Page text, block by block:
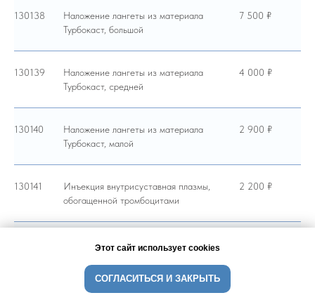
130138
Наложение лангеты из материала
Турбокаст, большой
7 500 ₽
130139
Наложение лангеты из материала
Турбокаст, средней
4 000 ₽
130140
Наложение лангеты из материала
Турбокаст, малой
2 900 ₽
130141
Инъекция внутрисуставная плазмы,
обогащенной тромбоцитами
2 200 ₽
Репозиция костей
Закрытое вправление мелких суставов
Этот сайт использует сookies
СОГЛАСИТЬСЯ И ЗАКРЫТЬ